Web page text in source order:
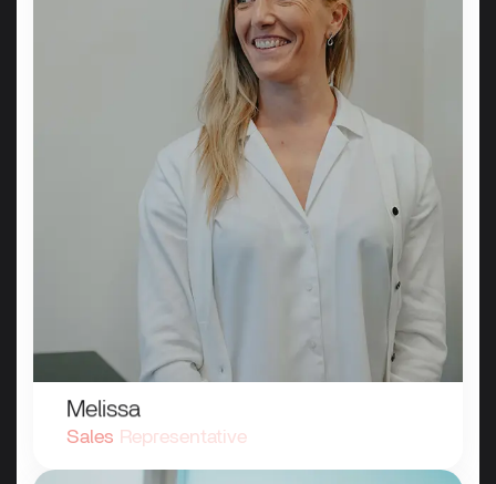
Melissa
Sales Representative